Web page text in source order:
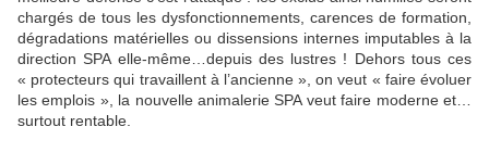
chargés de tous les dysfonctionnements, carences de formation,
dégradations matérielles ou dissensions internes imputables à la
direction SPA elle-même…depuis des lustres ! Dehors tous ces
« protecteurs qui travaillent à l’ancienne », on veut « faire évoluer
les emplois », la nouvelle animalerie SPA veut faire moderne et…
surtout rentable.